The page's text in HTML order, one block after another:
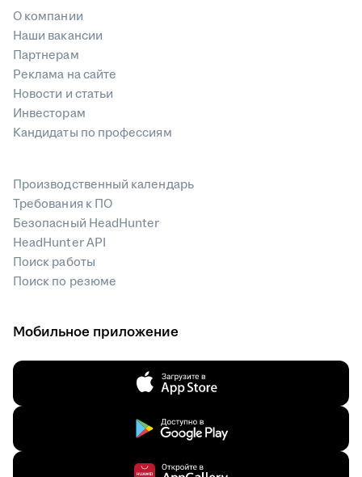
О компании
Наши вакансии
Партнерам
Реклама на сайте
Новости и статьи
Инвесторам
Кандидаты по профессиям
Производственный календарь
Требования к ПО
Безопасный HeadHunter
HeadHunter API
Поиск работы
Поиск по резюме
Мобильное приложение